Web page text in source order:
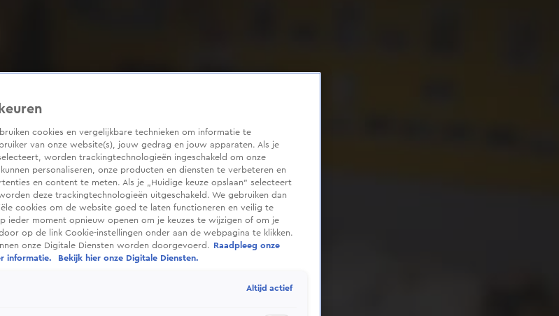
cookies en vergelijkbare technieken om informatie te
van onze website(s), jouw gedrag en jouw apparaten. Als je
worden trackingtechnologieën ingeschakeld om onze
personaliseren, onze producten en diensten te verbeteren en
en content te meten. Als je „Huidige keuze opslaan” selecteert
deze trackingtechnologieën uitgeschakeld. We gebruiken dan
cookies om de website goed te laten functioneren en veilig te
ieder moment opnieuw openen om je keuzes te wijzigen of om je
op de link Cookie-instellingen onder aan de webpagina te klikken.
onze Digitale Diensten worden doorgevoerd.
Raadpleeg onze
informatie.
Bekijk hier onze Digitale Diensten.
Altijd actief